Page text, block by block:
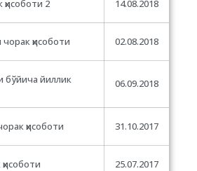
2 14.08.2018
ҳисоботи 02.08.2018
бўйича йиллик 06.09.2018
ҳисоботи 31.10.2017
25.07.2017